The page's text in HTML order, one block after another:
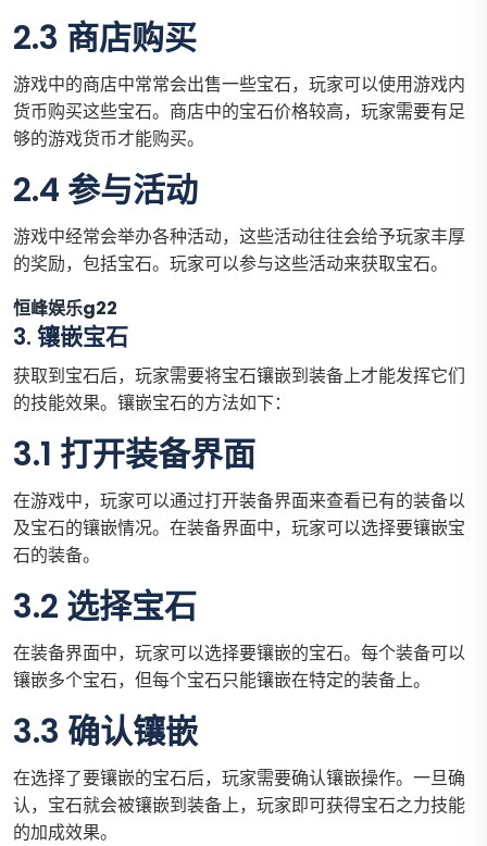
2.3 商店购买
游戏中的商店中常常会出售一些宝石，玩家可以使用游戏内
货币购买这些宝石。商店中的宝石价格较高，玩家需要有足
够的游戏货币才能购买。
2.4 参与活动
游戏中经常会举办各种活动，这些活动往往会给予玩家丰厚
的奖励，包括宝石。玩家可以参与这些活动来获取宝石。
恒峰娱乐g22
3. 镶嵌宝石
获取到宝石后，玩家需要将宝石镶嵌到装备上才能发挥它们
的技能效果。镶嵌宝石的方法如下：
3.1 打开装备界面
在游戏中，玩家可以通过打开装备界面来查看已有的装备以
及宝石的镶嵌情况。在装备界面中，玩家可以选择要镶嵌宝
石的装备。
3.2 选择宝石
在装备界面中，玩家可以选择要镶嵌的宝石。每个装备可以
镶嵌多个宝石，但每个宝石只能镶嵌在特定的装备上。
3.3 确认镶嵌
在选择了要镶嵌的宝石后，玩家需要确认镶嵌操作。一旦确
认，宝石就会被镶嵌到装备上，玩家即可获得宝石之力技能
的加成效果。